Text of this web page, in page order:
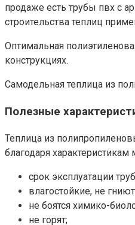
продаже есть трубы пвх с
строительства теплиц
Оптимальная
конструкциях.
Самодельная теплица из
Полезные
Теплица из
благодаря характеристикам
срок эксплуатации
влагостойкие, не
не боятся химико-
не горят;